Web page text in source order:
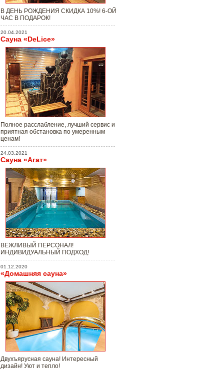
В ДЕНЬ РОЖДЕНИЯ СКИДКА 10%! 6-ОЙ
ЧАС В ПОДАРОК!
20.04.2021
Сауна «DeLice»
Полное расслабление, лучший сервис и
приятная обстановка по умеренным
ценам!
24.03.2021
Сауна «Агат»
ВЕЖЛИВЫЙ ПЕРСОНАЛ!
ИНДИВИДУАЛЬНЫЙ ПОДХОД!
01.12.2020
«Домашняя сауна»
Двухъярусная сауна! Интересный
дизайн! Уют и тепло!